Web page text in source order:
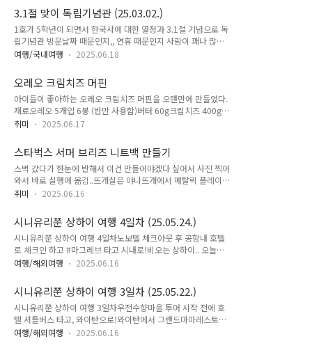
남원사랑상품권을 1인당 5천원씩 주는 것이 아닌가!!그리고 남
원다움관은 아이들이랑 한..
자와의 소통, 기간, 비용, 포함/불포함 사항 등으로 정리 해 보았
다. (아직 어느 지역이 나을지에 대한 확신도 없는 상태에서..)정
리를 해보고, 마음에 드는 포인트는 따로 표시를 해두고,, 결국
세부가 어학원도 많고 액티비티도 다양한 듯 하고 해서 그쪽으로
결정한 후엔 또 세부 어학원들 몇군데를 알아 보았다.1호와 동갑
했으면 좋겠고,, (현지 기숙사 보다는 호텔 선호)4학년 겨울에
보..
3.1절 맞이 독립기념관 (25.03.02.)
1호가 5학년이 되면서 한국사에 대한 열정과 3.1절 기념으로 독
립기념관 방문날짜 때문인지,, 연휴 때문인지 사람이 꽤나 많았
다.우리는 11. 광개토대왕릉비 → 12. 태극기 한마당 → 13. 겨
→ 1. 제1전시관 → 2. 제2전시관 → 3. 제3전시관 → 4. 제4전
시관 → 5. 제5전시관 → 6. 제6전시관 → 8. 특별기획전시실 순
으로 둘러보았다.금동대향로도 보고 전차도 타보고만세운동도
하고,, 우리나라 역사공부를 제대로 하고 왔다. 마지막은 호두과
자 사서 집으로~
여행/국내여행 2025.06.18
오레오 크림치즈 머핀
아이들이 좋아하는 오레오 크림치즈 머핀을 오랜만에 만들었다.
재료오레오 5개입 6봉 (반만 사용함)버터 60g크림치즈 400g설
탕 80g생크림 or 플레인요거트(무설탕) 200g ~ 240g계란 2개
셔준다. (크림을 다 제거해서 버리거나 다른데 사용한다면 오레
오는 반 정도만 사용해도 됨) > 애들이 좋아해서 난 크림 있는 부
분끼리 붙여서 만들어줌2. 버터를 녹여서 잘게 부신 오레오랑 섞
어준다.3. 머핀틀에 유산지를 쌀고 버터 섞은 오레오를 조금씩
깔아서 머핀의 바닥을 만들어 준다.4. 미리 크림치즈를 실온에
란 순으로 넣어가면서 반죽을 저어준다.6. 어느정도 잘 섞이고
나면..
취미 2025.06.17
스타벅스 서머 브리즈 니트백 만들기
스벅 갔다가 한눈에 반해서 이건 만들어야겠다 싶어서 사진 찍어
와서 바로 실행에 옮김..뜨개실은 야나뜨개에서 메탈릭 플레이코
드와 플레이코드 두 가지 실을 섞어서 만듦.사슬 40코1단 ~ 4단
단 짧은 뜨기 8010단 ~ 12단 (한길긴뜨기 1 사슬 1) × 4013단
~ 14단 짧은 뜨기 8015단 ~ 17단 (한길긴뜨기 1 사슬 1) ×
4018단 ~ 19단 짧은 뜨기 8020단 ~ 22단 (한길긴뜨기 1 사슬
1) × 4023단 ~ 24단 짧은 뜨기 80손잡이 부분이 엄청 고민이
많이 되었는데 빼뜨기 10(손잡이 시작 부분으로 위치 이동)손잡
코 줄임 1 짧..
취미 2025.06.16
시니유리쭌 상하이 여행 4일차 (25.05.24.)
시니유리쭌 상하이 여행 4일차노보텔 체크아웃 후 공항내 호텔
로 체크인 하고 #마그레브 타고 시내로!비오는 상하이.. 오늘은
하루종일 지하철로 이동하기!#루쉰공원 에서 #윤봉길의사기념
무 맛난... 계속 생각난다.. 왜 한국엔 없지 ㅜㅜ #대한민국임시정
부유적지 에서 또 역사공부..#예원 #위위안 에 가서 어제부터 노
래불렀던 탕후루 먹고 (탕후루 먹으러 간... ㅋㅋ)#스타벅스리저
브로스터리상하이 가서 커피랑 디저트 먹고 (셋이서 2분만에 순
삭)마지막으로 #미슐랭 #예상하이 에서 #베이징덕🐥 먹고.. 너
여행/해외여행 2025.06.16
시니유리쭌 상하이 여행 3일차 (25.05.22.)
시니유리쭌 상하이 여행 3일차우전수향마을 투어 시작 전에 호
텔 셔틀버스 타고, 와이탄으로!와이탄에서 그랜드마마레스토랑
에서 홍소육이랑 오이무침만 시켜서 아점 비슷하게 조금만 맛보
여행/해외여행 2025.06.16